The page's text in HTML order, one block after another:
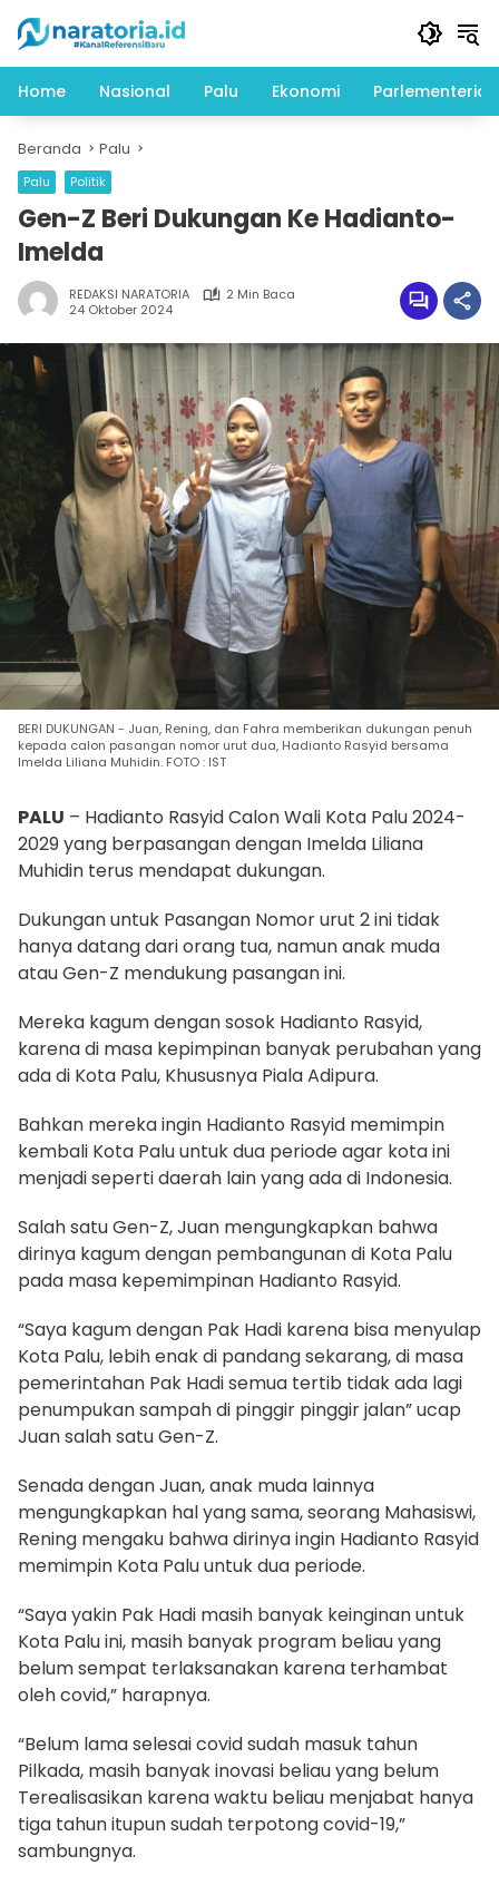
konten
Home
Nasional Palu Ekonomi Parlementeria
Beranda Palu
Palu Politik
Gen-Z Beri Dukungan Ke Hadianto-
Imelda
REDAKSI NARATORIA
2 Min Baca
24 Oktober 2024
BERI DUKUNGAN - Juan, Rening, dan Fahra memberikan dukungan penuh
kepada calon pasangan nomor urut dua, Hadianto Rasyid bersama
Imelda Liliana Muhidin. FOTO : IST
PALU – Hadianto Rasyid Calon Wali Kota Palu 2024-
2029 yang berpasangan dengan Imelda Liliana
Muhidin terus mendapat dukungan.
Dukungan untuk Pasangan Nomor urut 2 ini tidak
hanya datang dari orang tua, namun anak muda
atau Gen-Z mendukung pasangan ini.
Mereka kagum dengan sosok Hadianto Rasyid,
karena di masa kepimpinan banyak perubahan yang
ada di Kota Palu, Khususnya Piala Adipura.
Bahkan mereka ingin Hadianto Rasyid memimpin
kembali Kota Palu untuk dua periode agar kota ini
menjadi seperti daerah lain yang ada di Indonesia.
Salah satu Gen-Z, Juan mengungkapkan bahwa
dirinya kagum dengan pembangunan di Kota Palu
pada masa kepemimpinan Hadianto Rasyid.
“Saya kagum dengan Pak Hadi karena bisa menyulap
Kota Palu, lebih enak di pandang sekarang, di masa
pemerintahan Pak Hadi semua tertib tidak ada lagi
penumpukan sampah di pinggir pinggir jalan” ucap
Juan salah satu Gen-Z.
Senada dengan Juan, anak muda lainnya
mengungkapkan hal yang sama, seorang Mahasiswi,
Rening mengaku bahwa dirinya ingin Hadianto Rasyid
memimpin Kota Palu untuk dua periode.
“Saya yakin Pak Hadi masih banyak keinginan untuk
Kota Palu ini, masih banyak program beliau yang
belum sempat terlaksanakan karena terhambat
oleh covid,” harapnya.
“Belum lama selesai covid sudah masuk tahun
Pilkada, masih banyak inovasi beliau yang belum
Terealisasikan karena waktu beliau menjabat hanya
tiga tahun itupun sudah terpotong covid-19,”
sambungnya.